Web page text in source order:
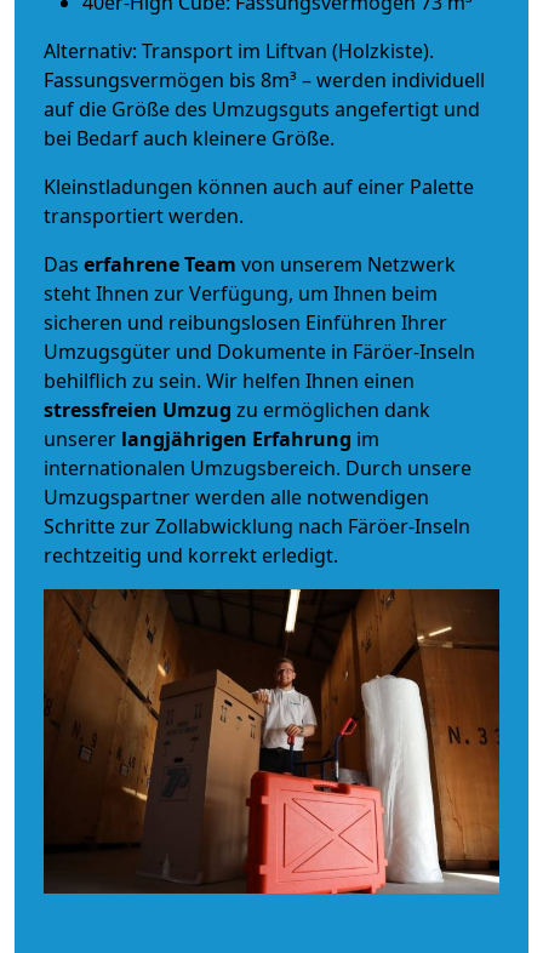
Alternativ: Transport im Liftvan (Holzkiste).
Fassungsvermögen bis 8m³ – werden individuell
auf die Größe des Umzugsguts angefertigt und
bei Bedarf auch kleinere Größe.
Kleinstladungen können auch auf einer Palette
transportiert werden.
Das erfahrene Team von unserem Netzwerk
steht Ihnen zur Verfügung, um Ihnen beim
sicheren und reibungslosen Einführen Ihrer
Umzugsgüter und Dokumente in Färöer-Inseln
behilflich zu sein. Wir helfen Ihnen einen
stressfreien Umzug zu ermöglichen dank
unserer langjährigen Erfahrung im
internationalen Umzugsbereich. Durch unsere
Umzugspartner werden alle notwendigen
Schritte zur Zollabwicklung nach Färöer-Inseln
rechtzeitig und korrekt erledigt.